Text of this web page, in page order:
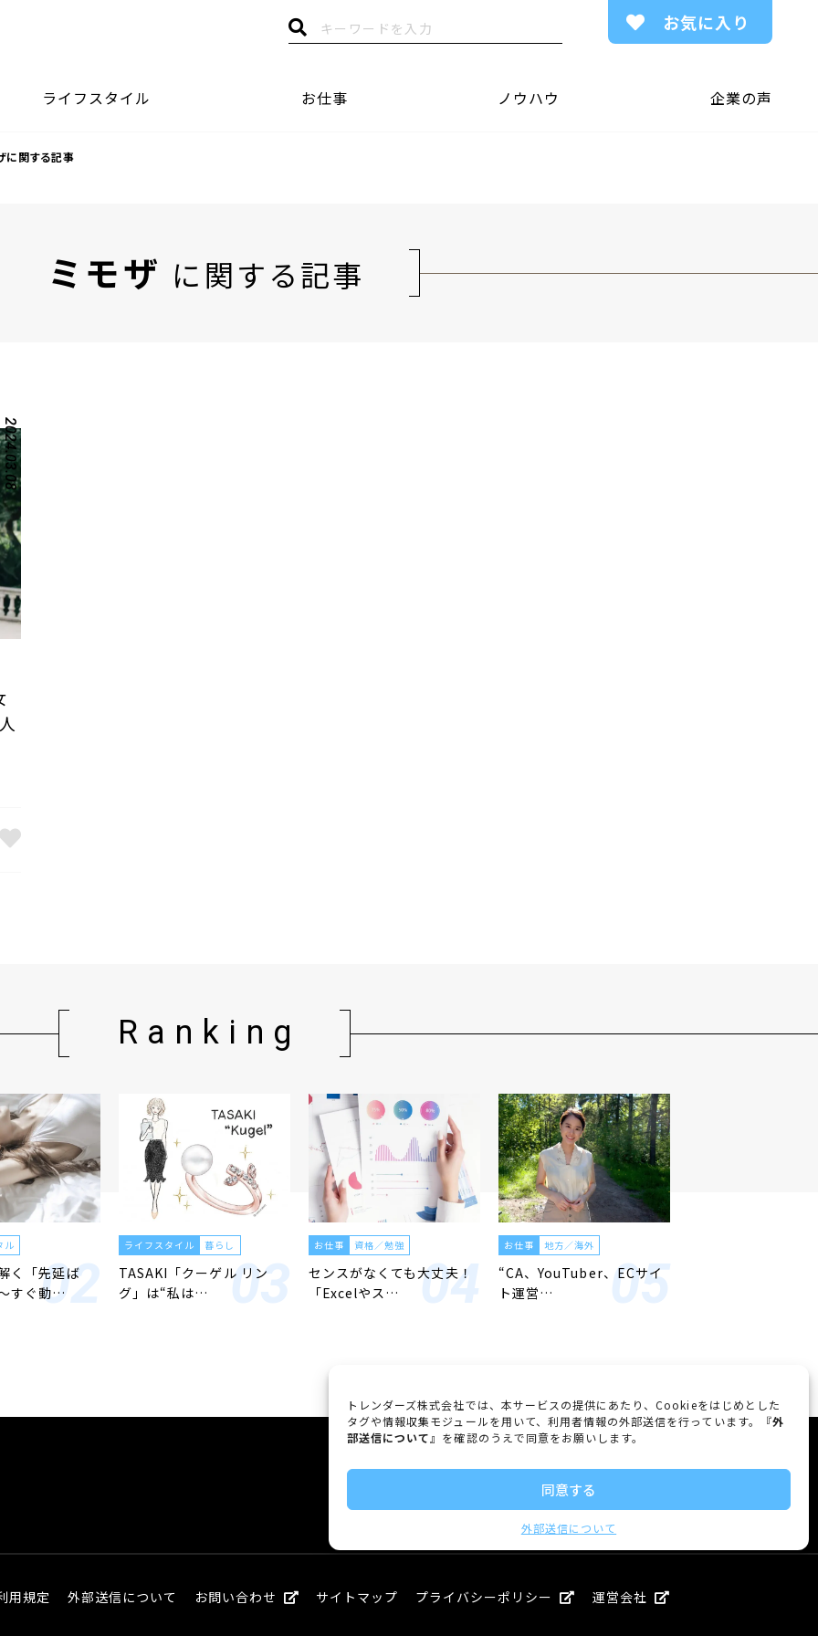
トレンダーズ株式会社では、本サービスの提供にあたり、Cookieをはじめとした
タグや情報収集モジュールを用いて、利用者情報の外部送信を行っています。『外
部送信について 』を確認のうえで同意をお願いします。
同意する
外部送信について
ライフスタイル お仕事 ノウハウ 企業の声
お気に入り
に関する記事
ミモザ に関する記事
2024.03.08
Ranking
ル
く「先延ば
すぐ動…
ライフスタイル 暮らし
TASAKI「クーゲル リン
グ」は“私は…
お仕事 資格／勉強
センスがなくても大丈夫！
「Excelやス…
お仕事 地方／海外
“CA、YouTuber、ECサイ
ト運営…
用規定 外部送信について お問い合わせ サイトマップ プライバシーポリシー 運営会社